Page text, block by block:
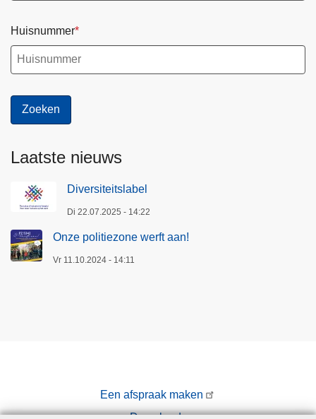
Huisnummer
Laatste nieuws
Diversiteitslabel
Di 22.07.2025 - 14:22
Onze politiezone werft aan!
Vr 11.10.2024 - 14:11
Een afspraak maken